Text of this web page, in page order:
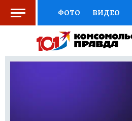
ФОТО ВИДЕО
СОЦПОДДЕРЖКА
ВЫБОР ЭКСПЕРТОВ